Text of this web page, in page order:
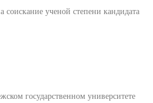
соискание ученой степени кандидата
государственном университете